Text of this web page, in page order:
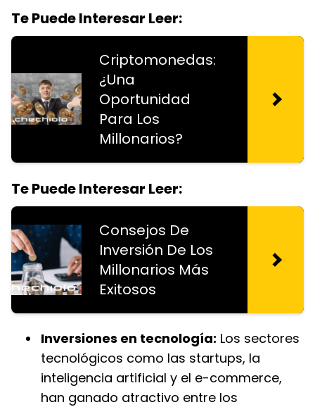
Te Puede Interesar Leer:
Criptomonedas:
¿Una
Oportunidad
Para Los
Millonarios?
Te Puede Interesar Leer:
Consejos De
Inversión De Los
Millonarios Más
Exitosos
Inversiones en tecnología: Los sectores
tecnológicos como las startups, la
inteligencia artificial y el e-commerce,
han ganado atractivo entre los